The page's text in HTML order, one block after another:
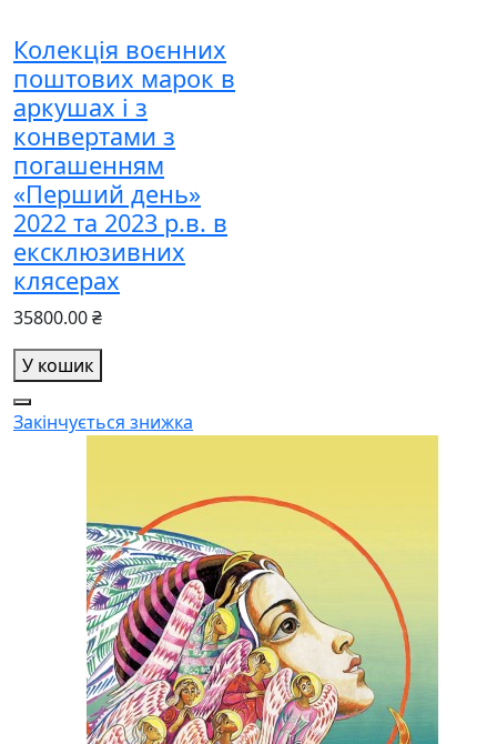
Колекція воєнних
поштових марок в
аркушах і з
конвертами з
погашенням
«Перший день»
2022 та 2023 р.в. в
ексклюзивних
клясерах
35800.00 ₴
У кошик
Закінчується знижка